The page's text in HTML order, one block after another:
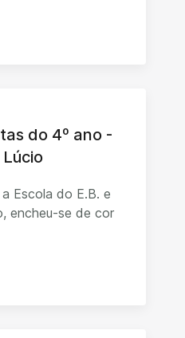
do 4º ano -
Lúcio
Escola do E.B. e
encheu-se de cor